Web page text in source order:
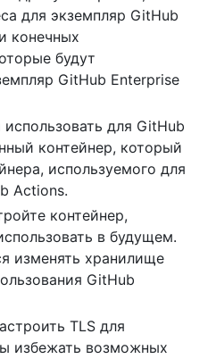
для экземпляр GitHub
конечных
будут
GitHub Enterprise
для GitHub
контейнер, который
используемого для
Actions.
контейнер,
в будущем.
изменять хранилище
GitHub
TLS для
избежать возможных